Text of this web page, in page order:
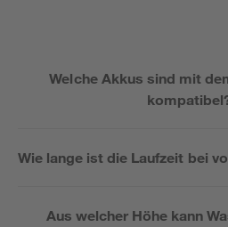
Welche Akkus sind mit
Wie lange ist die Laufzeit bei
Aus welcher Höhe kann